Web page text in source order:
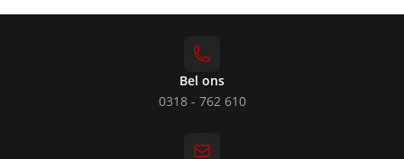
Bel ons
0318 - 762 610